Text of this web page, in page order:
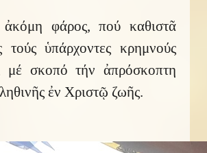
φάρος, πού καθιστᾶ
τούς ὑπάρχοντες κρημνούς
μέ σκοπό τήν ἀπρόσκοπτη
ἐν Χριστῷ ζωῆς.